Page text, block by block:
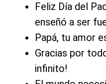
Feliz Día del
enseñó a ser
Papá, tu amor
Gracias por
infinito!